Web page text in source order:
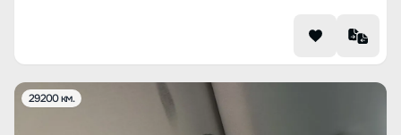
29200 км.